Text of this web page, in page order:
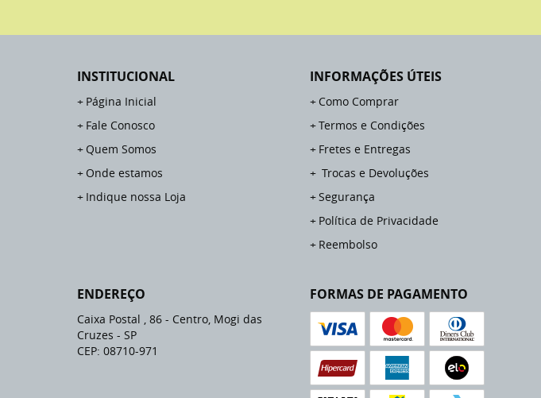
INSTITUCIONAL
Página Inicial
Fale Conosco
Quem Somos
Onde estamos
Indique nossa Loja
INFORMAÇÕES ÚTEIS
Como Comprar
Termos e Condições
Fretes e Entregas
Trocas e Devoluções
Segurança
Política de Privacidade
Reembolso
ENDEREÇO
Caixa Postal , 86 - Centro, Mogi das
Cruzes - SP
CEP: 08710-971
FORMAS DE PAGAMENTO